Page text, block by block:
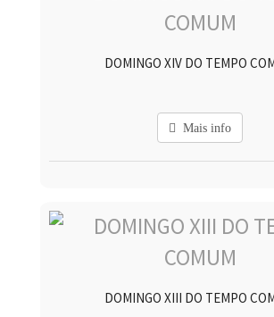
DOMINGO XIV DO TEMPO
Mais info
DOMINGO XIII DO TEMPO